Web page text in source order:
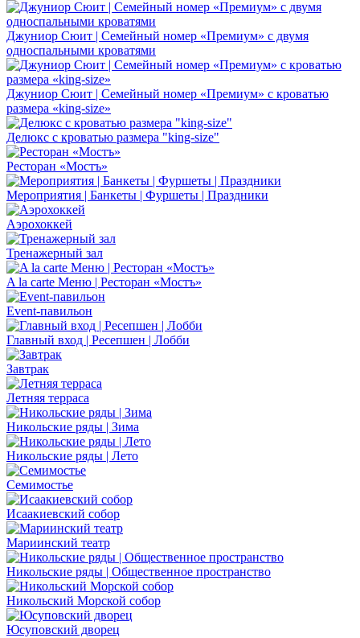
Джуниор Сюит | Семейный номер «Премиум» с двумя
односпальными кроватями
Джуниор Сюит | Семейный номер «Премиум» с кроватью
размера «king-size»
Делюкс с кроватью размера "king-size"
Ресторан «Мостъ»
Мероприятия | Банкеты | Фуршеты | Праздники
Аэрохоккей
Тренажерный зал
A la carte Меню | Ресторан «Мостъ»
Event-павильон
Главный вход | Ресепшен | Лобби
Завтрак
Летняя терраса
Никольские ряды | Зима
Никольские ряды | Лето
Семимостье
Исаакиевский собор
Мариинский театр
Никольские ряды | Общественное пространство
Никольский Морской собор
Юсуповский дворец